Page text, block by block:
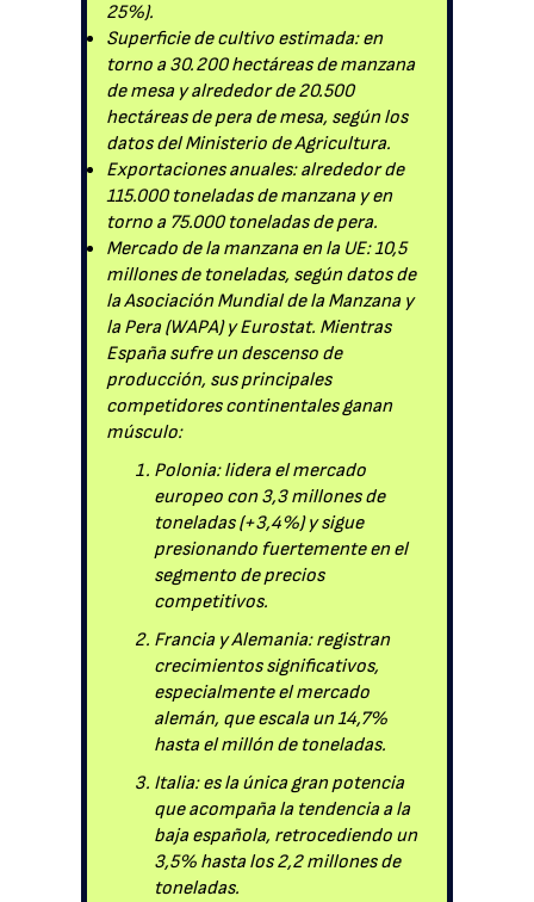
25%).
Superficie de cultivo estimada: en
torno a 30.200 hectáreas de manzana
de mesa y alrededor de 20.500
hectáreas de pera de mesa, según los
datos del Ministerio de Agricultura.
Exportaciones anuales: alrededor de
115.000 toneladas de manzana y en
torno a 75.000 toneladas de pera.
Mercado de la manzana en la UE: 10,5
millones de toneladas, según datos de
la Asociación Mundial de la Manzana y
la Pera (WAPA) y Eurostat. Mientras
España sufre un descenso de
producción, sus principales
competidores continentales ganan
músculo:
Polonia: lidera el mercado
europeo con 3,3 millones de
toneladas (+3,4%) y sigue
presionando fuertemente en el
segmento de precios
competitivos.
Francia y Alemania: registran
crecimientos significativos,
especialmente el mercado
alemán, que escala un 14,7%
hasta el millón de toneladas.
Italia: es la única gran potencia
que acompaña la tendencia a la
baja española, retrocediendo un
3,5% hasta los 2,2 millones de
toneladas.